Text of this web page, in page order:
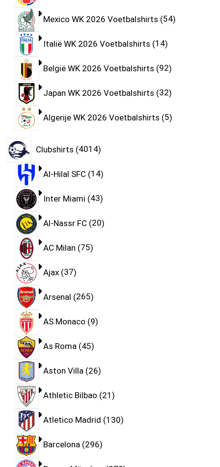
Mexico WK 2026 Voetbalshirts 54
Italië WK 2026 Voetbalshirts 14
België WK 2026 Voetbalshirts 92
Japan WK 2026 Voetbalshirts 32
Algerije WK 2026 Voetbalshirts 5
Clubshirts 4014
Al-Hilal SFC 14
Inter Miami 43
Al-Nassr FC 20
AC Milan 75
Ajax 37
Arsenal 265
AS Monaco 9
As Roma 45
Aston Villa 26
Athletic Bilbao 21
Atletico Madrid 130
Barcelona 296